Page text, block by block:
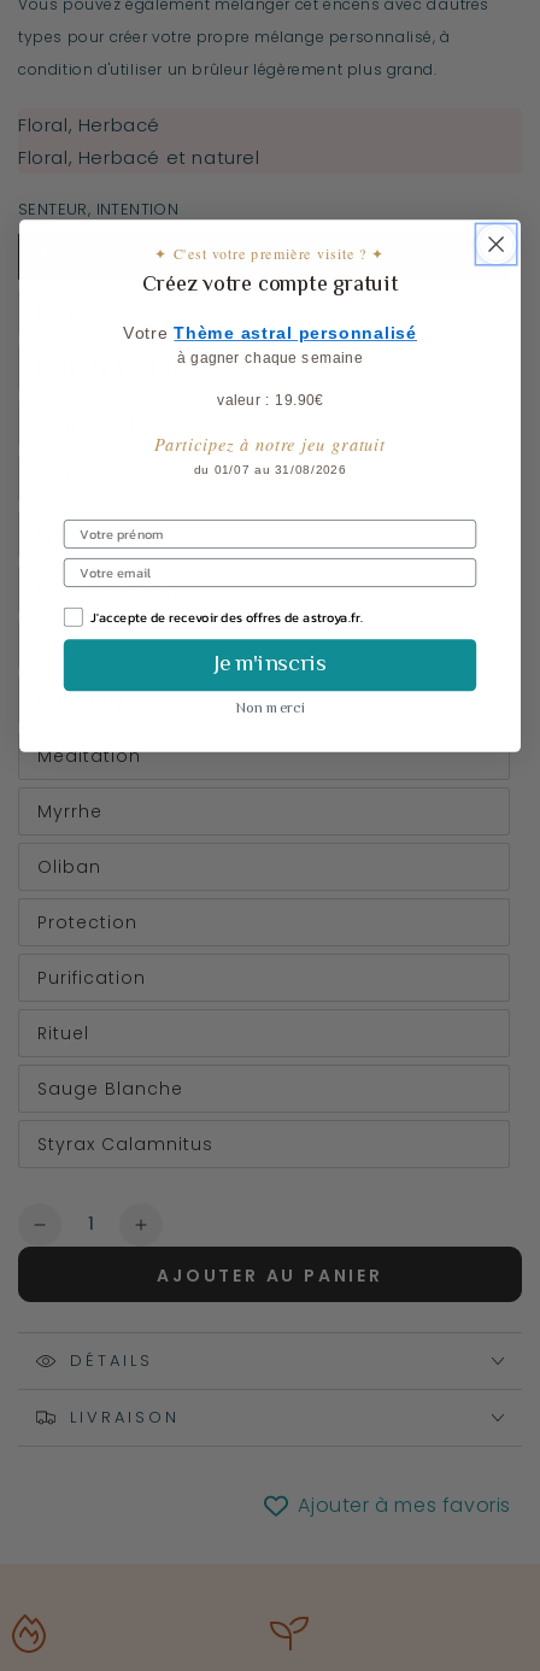
types pour créer votre propre mélange personnalisé, à
condition d'utiliser un brûleur légèrement plus grand.
Floral, Herbacé
Floral, Herbacé et naturel
SENTEUR, INTENTION
Dammar
Concentration
Gloria
Harmony
Méditation
Myrrhe
Oliban
Protection
Purification
Rituel
Sauge Blanche
Styrax Calamnitus
Quantité
Réduire
Résine
Yogi
Augmenter
quantité
Résine
Yogi
AJOUTER AU PANIER
DÉTAILS
LIVRAISON
Ajouter à mes favoris
✦ C'est votre première visite ? ✦
Créez votre compte gratuit
Votre ​Thème astral personnalisé
à gagner chaque semaine
valeur : 19.90€
Participez à notre jeu gratuit
du 01/07 au 31/08/2026
J'accepte de recevoir des offres de astroya.fr.
Je m'inscris
Non merci